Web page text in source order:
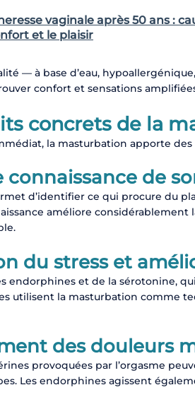
vaginale après 50 ans :
et le plaisir
— à base d’eau,
confort et sensations
concrets de la
la masturbation apporte
connaissance de
d’identifier ce qui procure du
améliore
du stress et
endorphines et de la sérotonine,
utilisent la masturbation comme
des douleurs
provoquées par l’orgasme
Les endorphines agissent